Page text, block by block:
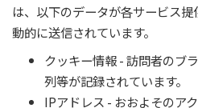
は、以下のデータが各サービス
動的に送信されています。
クッキー情報 - 訪問者のブ
列等が記録されています。
IPアドレス - おおよそのア